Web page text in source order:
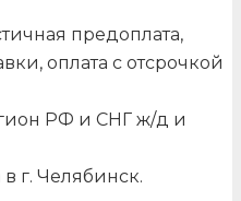
предоплата,
оплата с отсрочкой
РФ и СНГ ж/д и
г. Челябинск.